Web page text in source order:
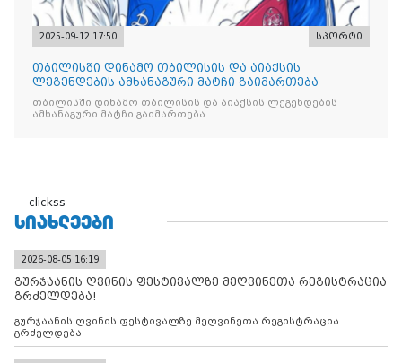
2025-09-12 17:50 სპორტი
თბილისში დინამო თბილისის და აიაქსის
ლეგენდების ამხანაგური მატჩი გაიმართება
თბილისში დინამო თბილისის და აიაქსის ლეგენდების
ამხანაგური მატჩი გაიმართება
clickss
ᲡᲘᲐᲮᲚᲔᲔᲑᲘ
2026-08-05 16:19
გურჯაანის ღვინის ფესტივალზე მეღვინეთა რეგისტრაცია
გრძელდება!
გურჯაანის ღვინის ფესტივალზე მეღვინეთა რეგისტრაცია
გრძელდება!